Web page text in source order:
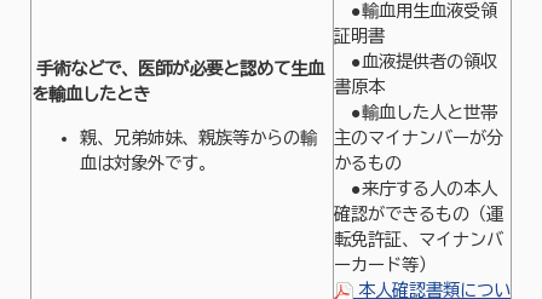
手術などで、医師が必要と認めて生血
を輸血したとき
親、兄弟姉妹、親族等からの輸
血は対象外です。
●輸血用生血液受領
証明書
●血液提供者の領収
書原本
●輸血した人と世帯
主のマイナンバーが分
かるもの
●来庁する人の本人
確認ができるもの（運
転免許証、マイナンバ
ーカード等）
本人確認書類につい